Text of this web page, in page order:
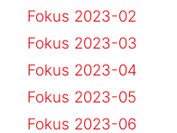
Fokus 2023-02
Fokus 2023-03
Fokus 2023-04
Fokus 2023-05
Fokus 2023-06